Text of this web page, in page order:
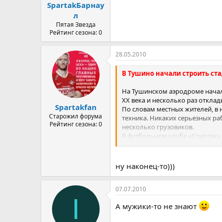
SpartakБарнау
л
Пятая Звезда
Рейтинг сезона: 0
Spartakfan
Старожил форума
Рейтинг сезона: 0
28.05.2010
В Тушино начали строить
На Тушинском аэродроме
XX века и несколько раз
По словам местных жителей, в
техника. Никаких серьезных
несколько грузовиков.
В футбольном клубе
подтвердили, что он будет «в
закрытой. Первая площадка –
спортивный зал на 12 тыс.
110Ч72 м. Вместе со
Источник:
ну наконец-то)))
I
07.07.2010
А мужики-то не знают